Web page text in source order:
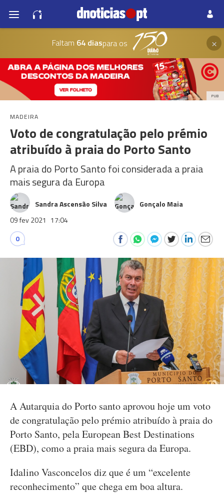
Faltam 64 diaspara os ×
PUB
MADEIRA
Voto de congratulação pelo prémio
atribuído à praia do Porto Santo
A praia do Porto Santo foi considerada a praia
mais segura da Europa
Sandra Ascensão Silva
Gonçalo Maia
09 fev 2021 17:04
0
A Autarquia do Porto santo aprovou hoje um voto
de congratulação pelo prémio atribuído à praia do
Porto Santo, pela European Best Destinations
(EBD), como a praia mais segura da Europa.
Idalino Vasconcelos diz que é um “excelente
reconhecimento” que chega em boa altura.